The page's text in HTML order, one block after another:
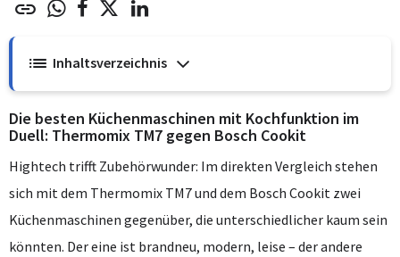
Inhaltsverzeichnis
Die besten Küchenmaschinen mit Kochfunktion im
Duell: Thermomix TM7 gegen Bosch Cookit
Hightech trifft Zubehörwunder: Im direkten Vergleich stehen
sich mit dem Thermomix TM7 und dem Bosch Cookit zwei
Küchenmaschinen gegenüber, die unterschiedlicher kaum sein
könnten. Der eine ist brandneu, modern, leise – der andere